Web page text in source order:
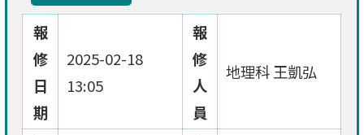
報
修
日
期
2025-02-18
13:05
報
修
人
員
地理科 王凱弘